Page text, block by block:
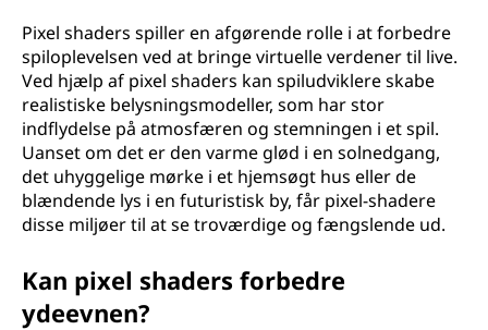
Pixel shaders spiller en afgørende rolle i at forbedre
spiloplevelsen ved at bringe virtuelle verdener til live.
Ved hjælp af pixel shaders kan spiludviklere skabe
realistiske belysningsmodeller, som har stor
indflydelse på atmosfæren og stemningen i et spil.
Uanset om det er den varme glød i en solnedgang,
det uhyggelige mørke i et hjemsøgt hus eller de
blændende lys i en futuristisk by, får pixel-shadere
disse miljøer til at se troværdige og fængslende ud.
Kan pixel shaders forbedre
ydeevnen?